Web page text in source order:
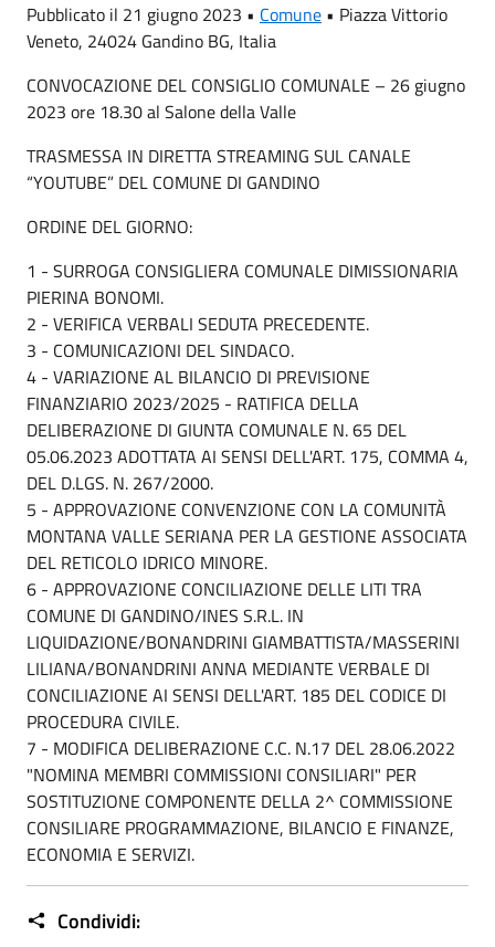
Pubblicato il 21 giugno 2023 • Comune • Piazza Vittorio
Veneto, 24024 Gandino BG, Italia
CONVOCAZIONE DEL CONSIGLIO COMUNALE – 26 giugno
2023 ore 18.30 al Salone della Valle
TRASMESSA IN DIRETTA STREAMING SUL CANALE
“YOUTUBE” DEL COMUNE DI GANDINO
ORDINE DEL GIORNO:
1 - SURROGA CONSIGLIERA COMUNALE DIMISSIONARIA
PIERINA BONOMI.
2 - VERIFICA VERBALI SEDUTA PRECEDENTE.
3 - COMUNICAZIONI DEL SINDACO.
4 - VARIAZIONE AL BILANCIO DI PREVISIONE
FINANZIARIO 2023/2025 - RATIFICA DELLA
DELIBERAZIONE DI GIUNTA COMUNALE N. 65 DEL
05.06.2023 ADOTTATA AI SENSI DELL'ART. 175, COMMA 4,
DEL D.LGS. N. 267/2000.
5 - APPROVAZIONE CONVENZIONE CON LA COMUNITÀ
MONTANA VALLE SERIANA PER LA GESTIONE ASSOCIATA
DEL RETICOLO IDRICO MINORE.
6 - APPROVAZIONE CONCILIAZIONE DELLE LITI TRA
COMUNE DI GANDINO/INES S.R.L. IN
LIQUIDAZIONE/BONANDRINI GIAMBATTISTA/MASSERINI
LILIANA/BONANDRINI ANNA MEDIANTE VERBALE DI
CONCILIAZIONE AI SENSI DELL'ART. 185 DEL CODICE DI
PROCEDURA CIVILE.
7 - MODIFICA DELIBERAZIONE C.C. N.17 DEL 28.06.2022
"NOMINA MEMBRI COMMISSIONI CONSILIARI" PER
SOSTITUZIONE COMPONENTE DELLA 2^ COMMISSIONE
CONSILIARE PROGRAMMAZIONE, BILANCIO E FINANZE,
ECONOMIA E SERVIZI.
Condividi: